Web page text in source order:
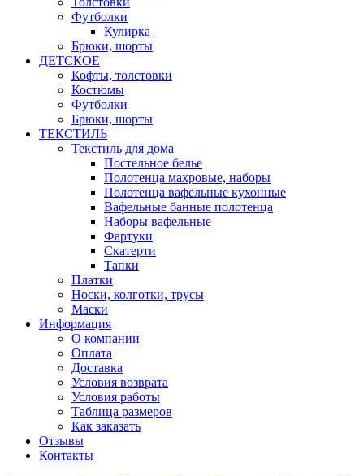
Футболки
Кулирка
Брюки, шорты
ДЕТСКОЕ
Кофты, толстовки
Костюмы
Футболки
Брюки, шорты
ТЕКСТИЛЬ
Текстиль для дома
Постельное белье
Полотенца махровые, наборы
Полотенца вафельные кухонные
Вафельные банные полотенца
Наборы вафельные
Фартуки
Скатерти
Тапки
Платки
Носки, колготки, трусы
Маски
Информация
О компании
Оплата
Доставка
Условия возврата
Условия работы
Таблица размеров
Как заказать
Отзывы
Контакты